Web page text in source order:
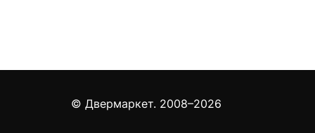
© Двермаркет. 2008–2026